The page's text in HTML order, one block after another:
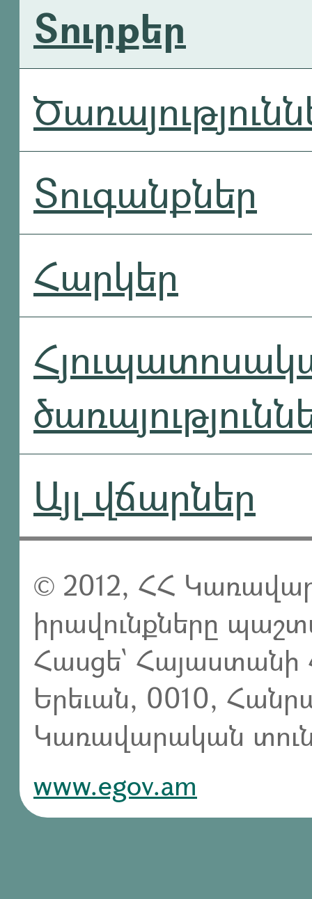
Տուրքեր
Տուգանքներ
Հարկեր
Այլ վճարներ
© 2012, ՀՀ
իրավունքները
Հասցե` Հայաստանի
Երեւան, 0010,
Կառավարական
www.egov.am